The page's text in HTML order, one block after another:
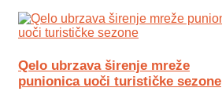
Qelo ubrzava širenje mreže
punionica uoči turističke sezone